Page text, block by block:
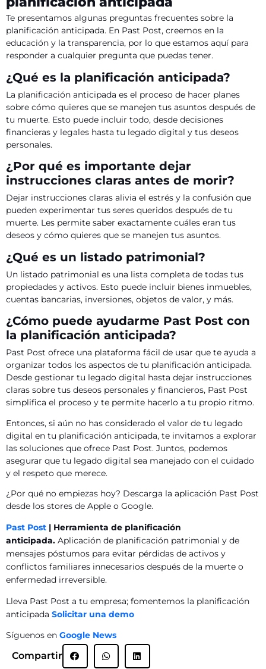
Te presentamos algunas preguntas frecuentes sobre la
planificación anticipada. En Past Post, creemos en la
educación y la transparencia, por lo que estamos aquí para
responder a cualquier pregunta que puedas tener.
¿Qué es la planificación anticipada?
La planificación anticipada es el proceso de hacer planes
sobre cómo quieres que se manejen tus asuntos después de
tu muerte. Esto puede incluir todo, desde decisiones
financieras y legales hasta tu legado digital y tus deseos
personales.
¿Por qué es importante dejar
instrucciones claras antes de morir?
Dejar instrucciones claras alivia el estrés y la confusión que
pueden experimentar tus seres queridos después de tu
muerte. Les permite saber exactamente cuáles eran tus
deseos y cómo quieres que se manejen tus asuntos.
¿Qué es un listado patrimonial?
Un listado patrimonial es una lista completa de todas tus
propiedades y activos. Esto puede incluir bienes inmuebles,
cuentas bancarias, inversiones, objetos de valor, y más.
¿Cómo puede ayudarme Past Post con
la planificación anticipada?
Past Post ofrece una plataforma fácil de usar que te ayuda a
organizar todos los aspectos de tu planificación anticipada.
Desde gestionar tu legado digital hasta dejar instrucciones
claras sobre tus deseos personales y financieros, Past Post
simplifica el proceso y te permite hacerlo a tu propio ritmo.
Entonces, si aún no has considerado el valor de tu legado
digital en tu planificación anticipada, te invitamos a explorar
las soluciones que ofrece Past Post. Juntos, podemos
asegurar que tu legado digital sea manejado con el cuidado
y el respeto que merece.
¿Por qué no empiezas hoy? Descarga la aplicación Past Post
desde los stores de Apple o Google.
Past Post | Herramienta de planificación
anticipada. Aplicación de planificación patrimonial y de
mensajes póstumos para evitar pérdidas de activos y
conflictos familiares innecesarios después de la muerte o
enfermedad irreversible.
Lleva Past Post a tu empresa; fomentemos la planificación
anticipada Solicitar una demo
Síguenos en Google News
Compartir